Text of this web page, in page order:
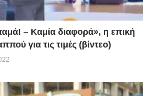
– Καμία διαφορά», η επική
για τις τιμές (βίντεο)